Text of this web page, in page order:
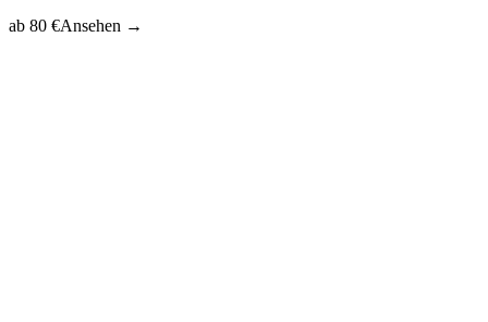
ab 80 €Ansehen →